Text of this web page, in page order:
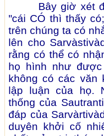
Bây giờ xét
"cái CÓ thì thấy
trên chúng ta có
lên cho
rằng có thể có
họ hình như
không có các văn
lập luận của họ.
thống của
đáp của
duyên khởi cố